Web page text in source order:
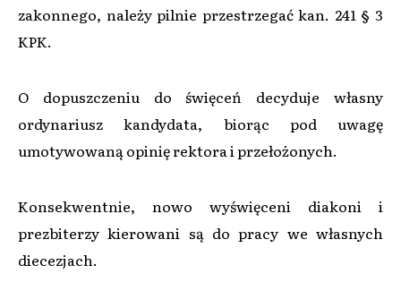
zakonnego, należy pilnie przestrzegać kan. 241 § 3
KPK.
O dopuszczeniu do święceń decyduje własny
ordynariusz kandydata, biorąc pod uwagę
umotywowaną opinię rektora i przełożonych.
Konsekwentnie, nowo wyświęceni diakoni i
prezbiterzy kierowani są do pracy we własnych
diecezjach.